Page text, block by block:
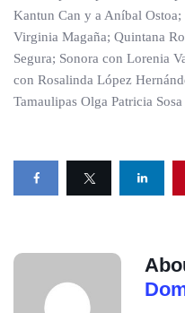
Kantun Can y a Aníbal
Virginia Magaña; Quintana
Segura; Sonora con Lorenia
con Rosalinda López
Tamaulipas Olga Patricia